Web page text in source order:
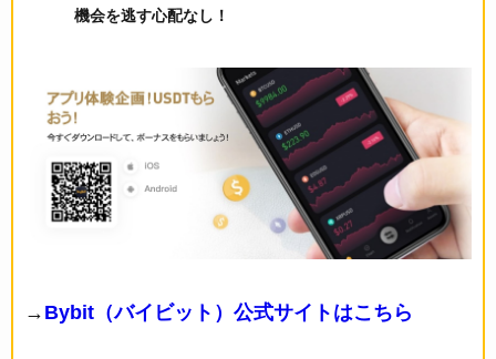
機会を逃す心配なし！
→ Bybit（バイビット）公式サイトはこちら